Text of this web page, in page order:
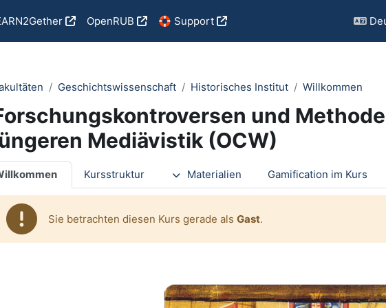
OpenRUB 🛟 Support
Geschichtswissenschaft Historisches Institut Willkommen
und
Mediävistik (OCW)
Kursstruktur Materialien Gamification im Kurs
Sie betrachten diesen Kurs gerade als Gast.